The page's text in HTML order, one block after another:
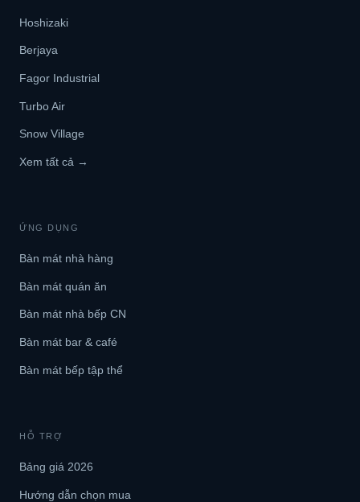
Hoshizaki
Berjaya
Fagor Industrial
Turbo Air
Snow Village
Xem tất cả →
ỨNG DỤNG
Bàn mát nhà hàng
Bàn mát quán ăn
Bàn mát nhà bếp CN
Bàn mát bar & café
Bàn mát bếp tập thể
HỖ TRỢ
Bảng giá 2026
Hướng dẫn chọn mua